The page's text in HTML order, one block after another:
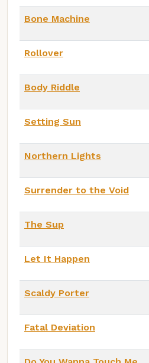
Bone Machine
Rollover
Body Riddle
Setting Sun
Northern Lights
Surrender to the Void
The Sup
Let It Happen
Scaldy Porter
Fatal Deviation